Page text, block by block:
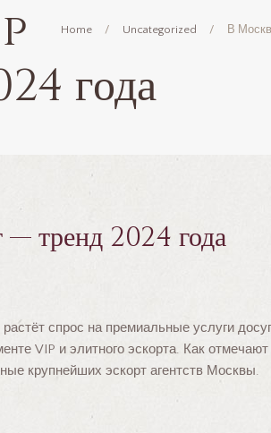
Home Uncategorized В
года
— тренд 2024 года
спрос на премиальные услуги
VIP и элитного эскорта. Как
крупнейших эскорт агентств Москвы.